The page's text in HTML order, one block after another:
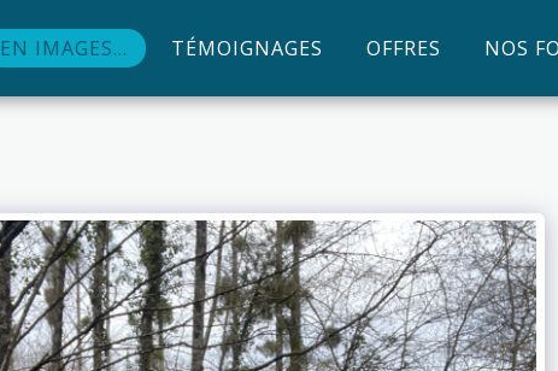
EN IMAGES... TÉMOIGNAGES OFFRES NOS